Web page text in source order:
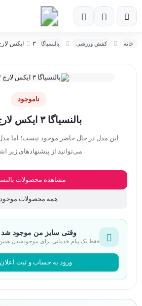
خانه کفش ورزشی بالنسیاگا ۳ ایکس لارج / 3xl
ناموجود
بالنسیاگا ۳ ایکس لارج / 3xl
این مدل در حال حاضر موجود نیست؛ اما
می‌توانید از پیشنهادهای زیر
مشاهده محصولات
همه محصولات موجود
وقتی سایز من موجود
فقط یک پیام خدماتی برای موجودشدن همین
ورود به حساب و ثبت اعلان